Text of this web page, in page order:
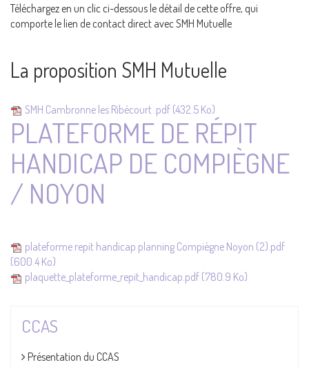
Téléchargez en un clic ci-dessous le détail de cette offre, qui
comporte le lien de contact direct avec SMH Mutuelle
La proposition SMH Mutuelle
SMH Cambronne les Ribécourt .pdf (432.5 Ko)
PLATEFORME DE RÉPIT
HANDICAP DE COMPIÈGNE
/ NOYON
plateforme repit handicap planning Compiègne Noyon (2).pdf
(600.4 Ko)
plaquette_plateforme_repit_handicap.pdf (780.9 Ko)
CCAS
Présentation du CCAS